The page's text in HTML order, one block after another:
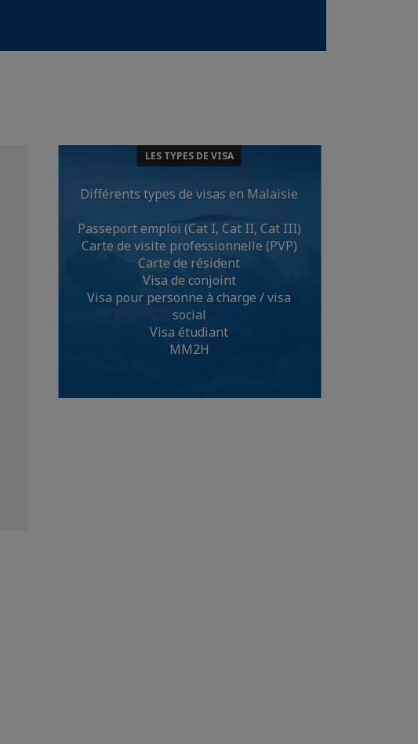
LES TYPES DE VISA
Différents types de visas en Malaisie
Passeport emploi (Cat I, Cat II, Cat III)
Carte de visite professionnelle (PVP)
Carte de résident
Visa de conjoint
Visa pour personne à charge / visa
social
Visa étudiant
MM2H